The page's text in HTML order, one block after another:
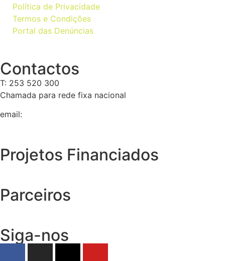
Política de Privacidade
Termos e Condições
Portal das Denúncias
Contactos
T: 253 520 300
Chamada para rede fixa nacional
email:
Projetos Financiados
Parceiros
Siga-nos